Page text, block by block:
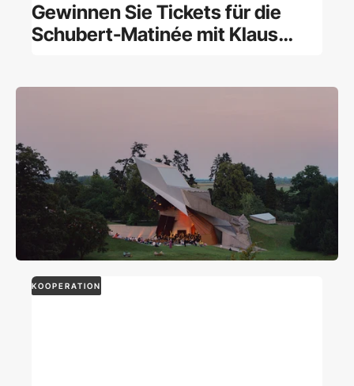
Gewinnen Sie Tickets für die
Schubert-Matinée mit Klaus
KOOPERATION